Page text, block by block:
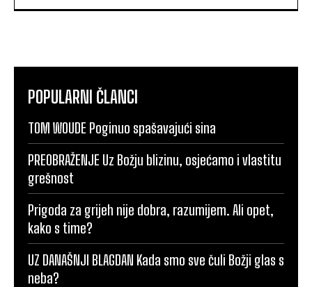
POPULARNI ČLANCI
TOM WOUDE Poginuo spašavajući sina
PREOBRAŽENJE Uz Božju blizinu, osjećamo i vlastitu
grešnost
Prigoda za grijeh nije dobra, razumijem. Ali opet,
kako s time?
UZ DANAŠNJI BLAGDAN Kada smo sve čuli Božji glas s
neba?